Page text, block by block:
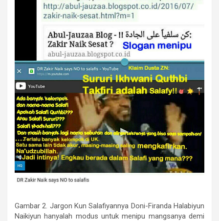
Gambar 2. Jargon Kun Salafiyannya Doni-Firanda Halabiyun
Naikiyun hanyalah modus untuk menipu mangsanya demi